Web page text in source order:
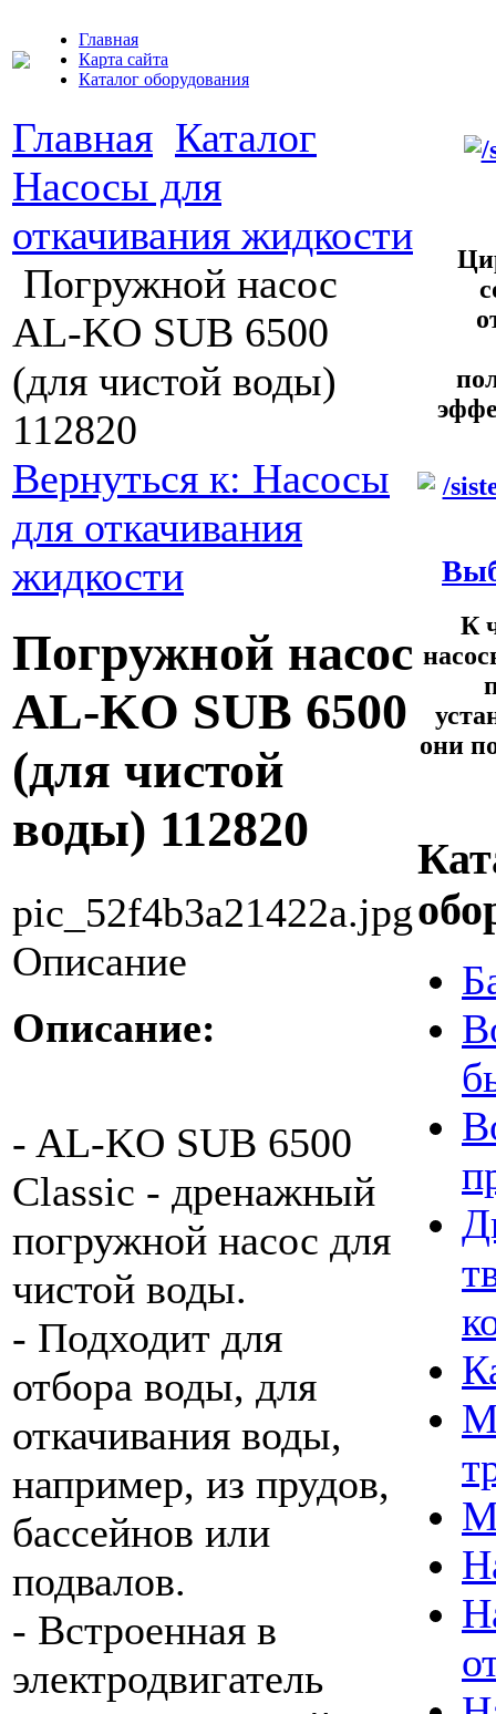
Главная
Карта сайта
Каталог оборудования
Главная Каталог
Насосы для
откачивания жидкости
Погружной насос
AL-KO SUB 6500
(для чистой воды)
112820
Вернуться к: Насосы
для откачивания
жидкости
Погружной насос
AL-KO SUB 6500
(для чистой
воды) 112820
pic_52f4b3a21422a.jpg
Описание
Описание:
- AL-KO SUB 6500
Classic - дренажный
погружной насос для
чистой воды.
- Подходит для
отбора воды, для
откачивания воды,
например, из прудов,
бассейнов или
подвалов.
- Встроенная в
электродвигатель
К
они